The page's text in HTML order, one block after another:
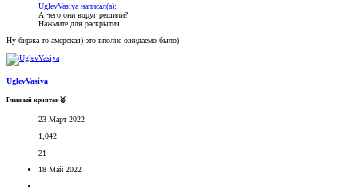
UglevVasiya написал(а):
А чего они вдруг решили?
Нажмите для раскрытия...
Ну биржа то амерская) это вполне ожидаемо было)
UglevVasiya
Главный криптан🥈
23 Март 2022
1,042
21
18 Май 2022